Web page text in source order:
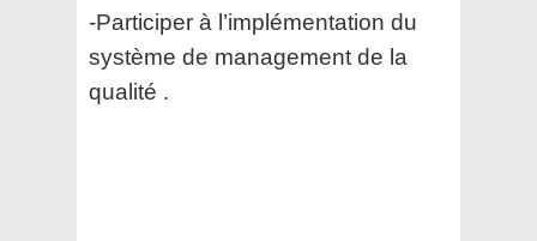
-Participer à l’implémentation du
système de management de la
qualité .